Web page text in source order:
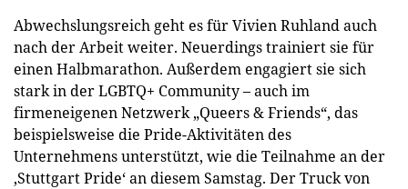
Abwechslungsreich geht es für Vivien Ruhland auch
nach der Arbeit weiter. Neuerdings trainiert sie für
einen Halbmarathon. Außerdem engagiert sie sich
stark in der LGBTQ+ Community – auch im
firmeneigenen Netzwerk „Queers & Friends“, das
beispielsweise die Pride-Aktivitäten des
Unternehmens unterstützt, wie die Teilnahme an der
‚Stuttgart Pride‘ an diesem Samstag. Der Truck von